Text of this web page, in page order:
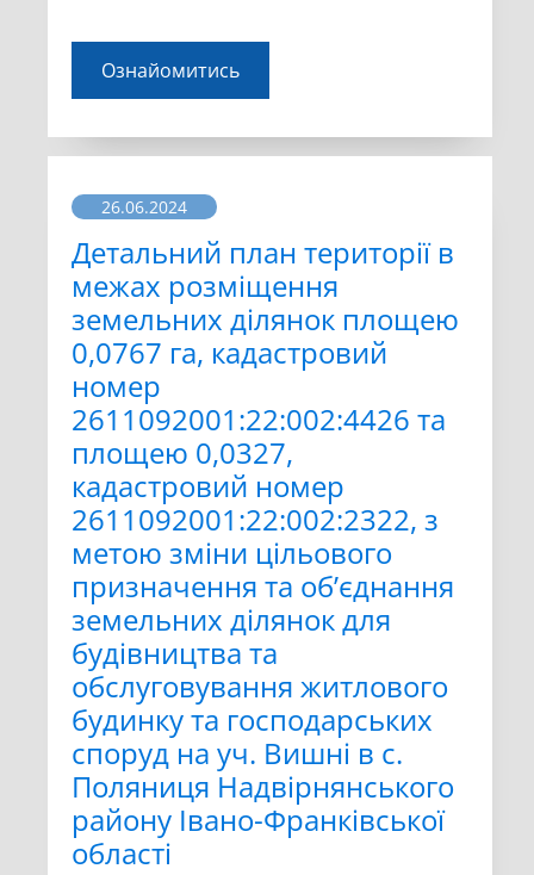
Ознайомитись
26.06.2024
Детальний план території в
межах розміщення
земельних ділянок площею
0,0767 га, кадастровий
номер
2611092001:22:002:4426 та
площею 0,0327,
кадастровий номер
2611092001:22:002:2322, з
метою зміни цільового
призначення та об’єднання
земельних ділянок для
будівництва та
обслуговування житлового
будинку та господарських
споруд на уч. Вишні в с.
Поляниця Надвірнянського
району Івано-Франківської
області